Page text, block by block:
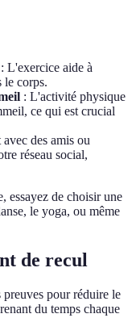
: L'exercice aide à
le corps.
: L'activité physique
ce qui est crucial
des amis ou
réseau social,
essayez de choisir une
le yoga, ou même
de recul
pour réduire le
du temps chaque